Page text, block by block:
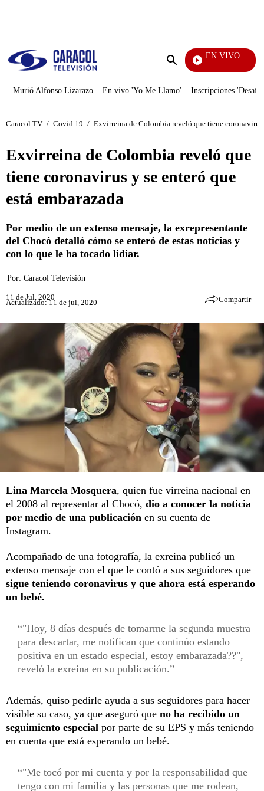
Enviar
EN VIVO
Día
Murió Alfonso Lizarazo En vivo 'Yo Me Llamo' Inscripciones
Caracol TV / Covid 19 / Exvirreina de Colombia reveló que tiene coronavirus
Exvirreina de Colombia reveló que
tiene coronavirus y se enteró que
está embarazada
Por medio de un extenso mensaje, la exrepresentante
del Chocó detalló cómo se enteró de estas noticias y
con lo que le ha tocado lidiar.
Por: Caracol Televisión
11 de Jul, 2020
Actualizado: 11 de jul, 2020 Compartir
Lina Marcela Mosquera, quien fue virreina nacional en
el 2008 al representar al Chocó, dio a conocer la noticia
por medio de una publicación en su cuenta de
Instagram.
Acompañado de una fotografía, la exreina publicó un
extenso mensaje con el que le contó a sus seguidores que
sigue teniendo coronavirus y que ahora está esperando
un bebé.
"Hoy, 8 días después de tomarme la segunda muestra
para descartar, me notifican que continúo estando
positiva en un estado especial, estoy embarazada??",
reveló la exreina en su publicación.
Además, quiso pedirle ayuda a sus seguidores para hacer
visible su caso, ya que aseguró que no ha recibido un
seguimiento especial por parte de su EPS y más teniendo
en cuenta que está esperando un bebé.
"Me tocó por mi cuenta y por la responsabilidad que
tengo con mi familia y las personas que me rodean,